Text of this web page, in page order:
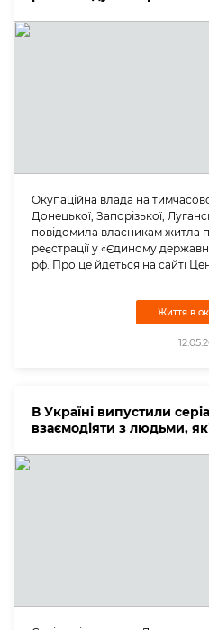
Окупаційна влада на
Донецької, Запорізької,
повідомила власникам житла
реєстрації у «Єдиному
рф. Про це йдеться на сайті
Життя в
В Україні випустили
взаємодіяти з людьми,